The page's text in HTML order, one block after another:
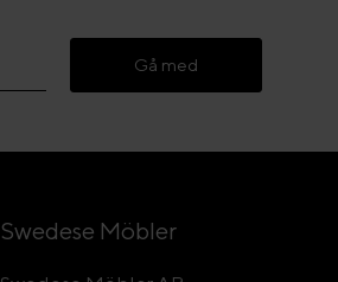
Gå med
Swedese Möbler